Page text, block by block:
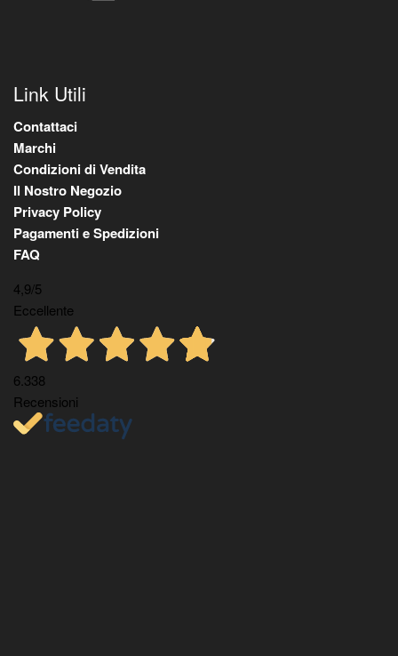
Link Utili
Contattaci
Marchi
Condizioni di Vendita
Il Nostro Negozio
Privacy Policy
Pagamenti e Spedizioni
FAQ
4,9/5
Eccellente
6.338
Recensioni